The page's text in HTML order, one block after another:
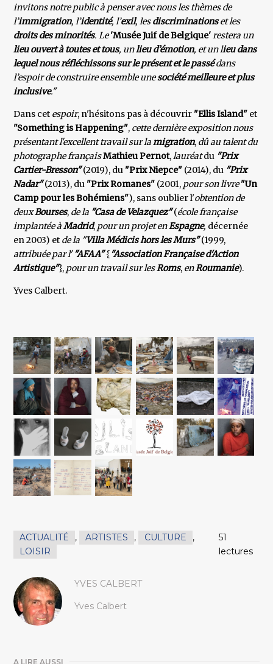
invitons notre public à penser avec nous les thèmes de
l’immigration, l’identité, l’exil, lesdiscriminationset les
droits des minorités. Le'Musée Juif de Belgique'restera un
lieu ouvert à toutes et tous, unlieu d’émotion, et un lieu dans
lequel nous réfléchissons sur le présent et le passédans
l’espoir de construire ensemble unesociété meilleure et plus
inclusive."
Dans cet espoir, n'hésitons pas à découvrir "Ellis Island" et
"Something is Happening", cette dernière exposition nous
présentant l'excellent travail sur lamigration, dû au talent du
photographe françaisMathieu Pernot,lauréatdu "Prix
Cartier-Bresson"(2019), du "Prix Niepce" (2014), du "Prix
Nadar"(2013), du "Prix Romanes" (2001, pour son livre"Un
Camp pour les Bohémiens"), sans oublier l'obtention de
deuxBourses, de la "Casa de Velazquez"(école française
implantée àMadrid, pour un projet enEspagne, décernée
en 2003) et de la "Villa Médicis hors les Murs"(1999,
attribuée par l' "AFAA"{ "Association Française d'Action
Artistique"}, pour untravail sur lesRoms, enRoumanie).
Yves Calbert.
ACTUALITÉ , ARTISTES , CULTURE
,
LOISIR
51
lectures
YVES CALBERT
Yves Calbert
A LIRE AUSSI